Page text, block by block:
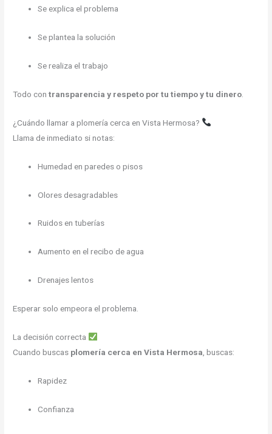
Se explica el problema
Se plantea la solución
Se realiza el trabajo
Todo contransparencia y respeto por tu tiempo y tu dinero
¿Cuándo llamar a plomería cerca en Vista Hermosa?
Llama de inmediato si notas:
Humedad en paredes o pisos
Olores desagradables
Ruidos en tuberías
Aumento en el recibo de agua
Drenajes lentos
Esperar solo empeora el problema.
La decisión correcta
Cuando buscas plomería cerca en Vista Hermosa , buscas:
Rapidez
Confianza